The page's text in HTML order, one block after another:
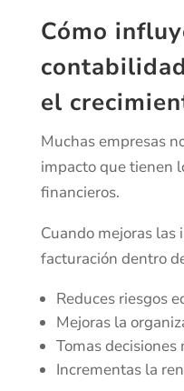
Cómo
el
Muchas empresas
impacto que tienen
financieros.
Cuando mejoras
facturación dentro
Reduces riesgos
Mejoras la
Tomas decisiones
Incrementas la